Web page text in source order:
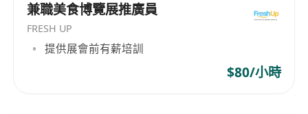
兼職美食博覽展推廣員
FRESH UP
提供展會前有薪培訓
$80/小時